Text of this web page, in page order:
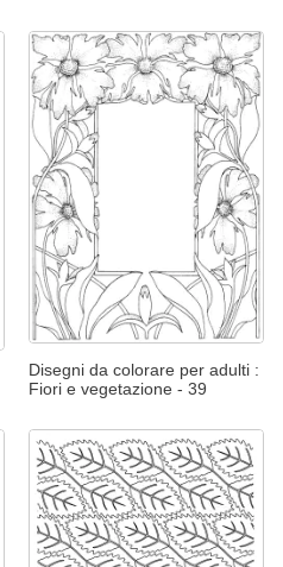
Disegni da colorare per adulti :
Fiori e vegetazione - 39